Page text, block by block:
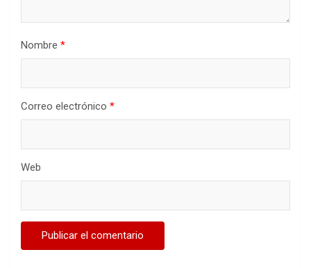
Nombre *
Correo electrónico *
Web